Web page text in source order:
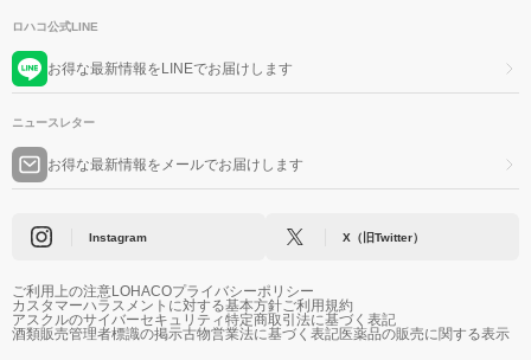
ロハコ公式LINE
お得な最新情報をLINEでお届けします
ニュースレター
お得な最新情報をメールでお届けします
Instagram X（旧Twitter）
ご利用上の注意LOHACOプライバシーポリシー
カスタマーハラスメントに対する基本方針ご利用規約
アスクルのサイバーセキュリティ特定商取引法に基づく表記
酒類販売管理者標識の掲示古物営業法に基づく表記医薬品の販売に関する表示